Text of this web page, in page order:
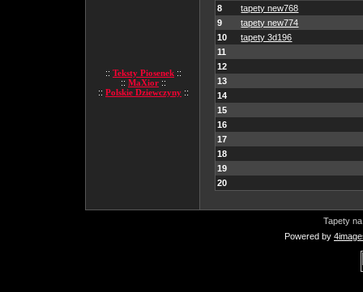
:: Teksty Piosenek ::
:: MaXior ::
:: Polskie Dziewczyny ::
8
tapety new768
9
tapety new774
10
tapety 3d196
11
12
13
14
15
16
17
18
19
20
Tapety
Powered by